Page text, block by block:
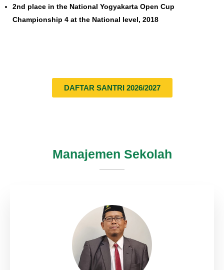
2nd place in the National Yogyakarta Open Cup
Championship 4 at the National level, 2018
DAFTAR SANTRI 2026/2027
Manajemen Sekolah